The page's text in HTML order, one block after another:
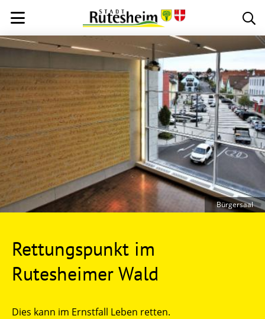
Rettungspunkt im
Rutesheimer Wald
Dies kann im Ernstfall Leben retten.
Bürgersaal